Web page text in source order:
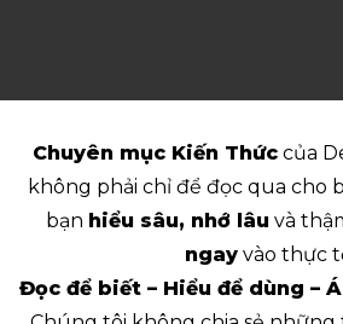
Chuyên mục Kiến Thức của
không phải chỉ để đọc qua cho
bạn hiểu sâu, nhớ lâu và
ngay vào thực
Đọc để biết – Hiểu để dùng –